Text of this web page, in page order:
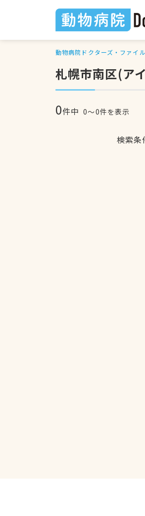
動物病院ドクターズ・ファイル
札幌市南区(ア
0件中 0〜0件を表示
検索条